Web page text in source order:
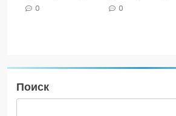
0 0
Поиск